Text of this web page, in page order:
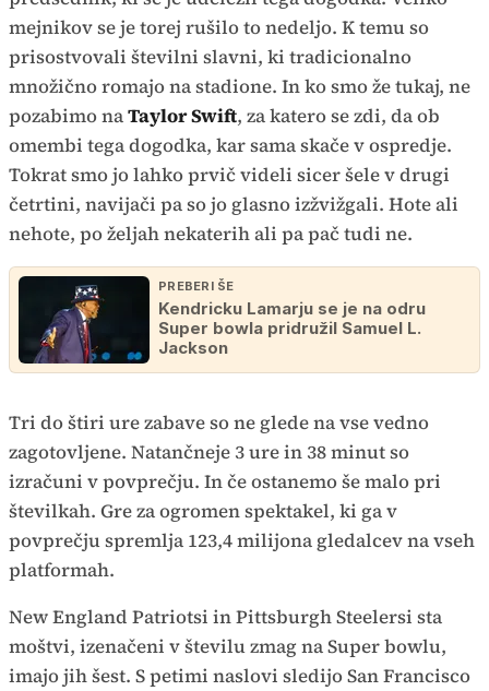
mejnikov se je torej rušilo to nedeljo. K temu so
prisostvovali številni slavni, ki tradicionalno
množično romajo na stadione. In ko smo že tukaj, ne
pozabimo naTaylor Swift, za katero se zdi, da ob
omembi tega dogodka, kar sama skače v ospredje.
Tokrat smo jo lahko prvič videli sicer šele v drugi
četrtini, navijači pa so jo glasno izžvižgali. Hote ali
nehote, po željah nekaterih ali pa pač tudi ne.
PREBERI ŠE
Kendricku Lamarju se je na odru
Super bowla pridružil Samuel L.
Jackson
Tri do štiri ure zabave so ne glede na vse vedno
zagotovljene. Natančneje 3 ure in 38 minut so
izračuni v povprečju. In če ostanemo še malo pri
številkah. Gre za ogromen spektakel, ki ga v
povprečju spremlja 123,4 milijona gledalcev na vseh
platformah.
New England Patriotsi in Pittsburgh Steelersi sta
moštvi, izenačeni v številu zmag na Super bowlu,
imajo jih šest. S petimi naslovi sledijo San Francisco